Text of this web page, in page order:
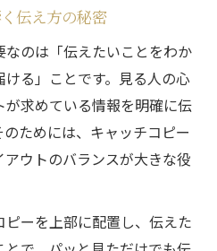
集客効果を最大化する工
ラシ 作り方の基本と応用技
えたい集客ポイント
活用で効率的に作る方法
で反響率を高める秘訣
デザイン改善法
ダメな例と改善ポイント
伝え方の秘密
のは「伝えたいことをわか
る」ことです。見る人の心
求めている情報を明確に伝
ためには、キャッチコピー
ウトのバランスが大きな役
ーを上部に配置し、伝えた